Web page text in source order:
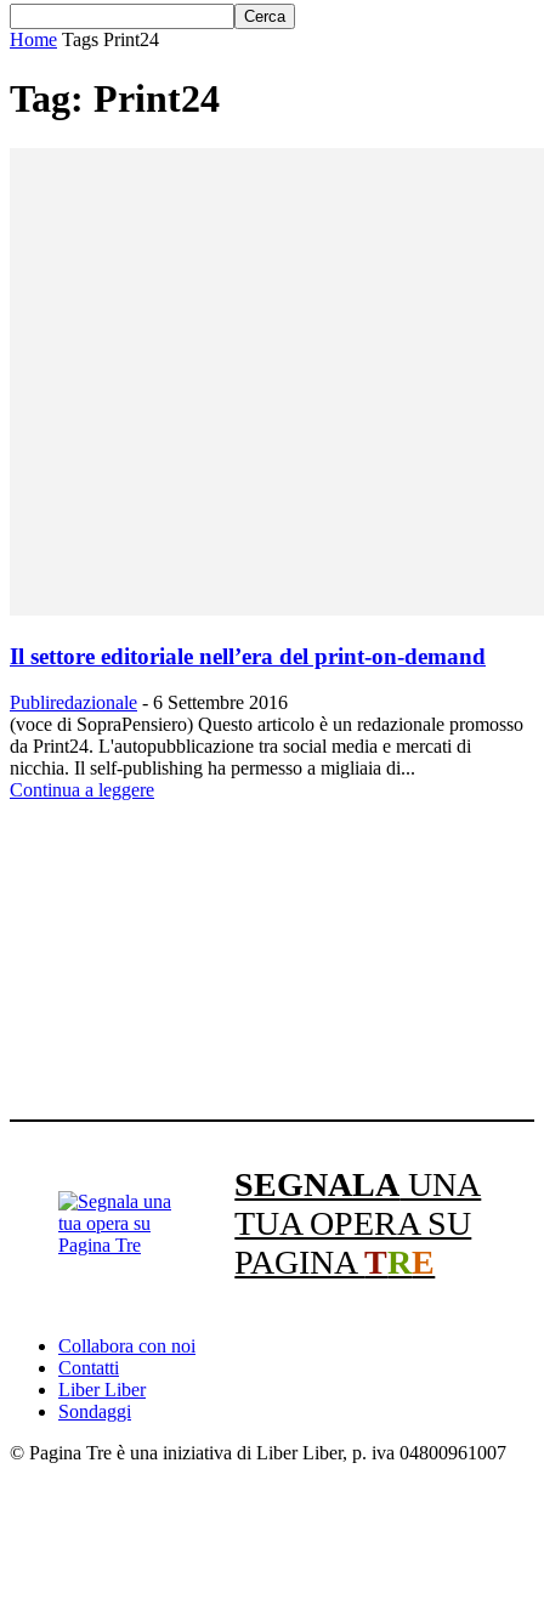
Home Tags Print24
Tag: Print24
Il settore editoriale nell’era del print-on-demand
Publiredazionale - 6 Settembre 2016
(voce di SopraPensiero) Questo articolo è un redazionale promosso
da Print24. L'autopubblicazione tra social media e mercati di
nicchia. Il self-publishing ha permesso a migliaia di...
Continua a leggere
SEGNALA UNA
TUA OPERA SU
PAGINATRE
Collabora con noi
Contatti
Liber Liber
Sondaggi
© Pagina Tre è una iniziativa di Liber Liber, p. iva 04800961007